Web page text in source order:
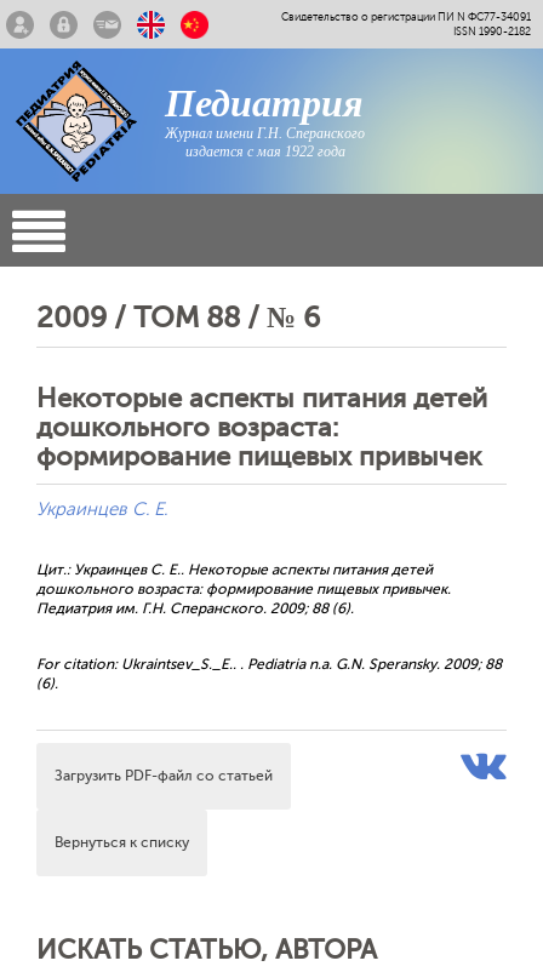
Свидетельство о регистрации ПИ N ФС77-34091
ISSN 1990-2182
Педиатрия
Журнал имени Г.Н. Сперанского
издается с мая 1922 года
2009 / ТОМ 88 / № 6
Некоторые аспекты питания детей
дошкольного возраста:
формирование пищевых привычек
Украинцев С. Е.
Цит.: Украинцев С. Е.. Некоторые аспекты питания детей
дошкольного возраста: формирование пищевых привычек.
Педиатрия им. Г.Н. Сперанского. 2009; 88 (6).
For citation: Ukraintsev_S._E.. . Pediatria n.a. G.N. Speransky. 2009; 88
(6).
Загрузить PDF-файл со статьей
Вернуться к списку
ИСКАТЬ СТАТЬЮ, АВТОРА